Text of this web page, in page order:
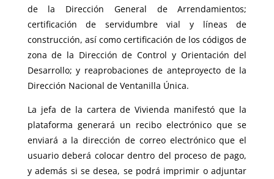
de la Dirección General de Arrendamientos;
certificación de servidumbre vial y líneas de
construcción, así como certificación de los códigos de
zona de la Dirección de Control y Orientación del
Desarrollo; y reaprobaciones de anteproyecto de la
Dirección Nacional de Ventanilla Única.
La jefa de la cartera de Vivienda manifestó que la
plataforma generará un recibo electrónico que se
enviará a la dirección de correo electrónico que el
usuario deberá colocar dentro del proceso de pago,
y además si se desea, se podrá imprimir o adjuntar